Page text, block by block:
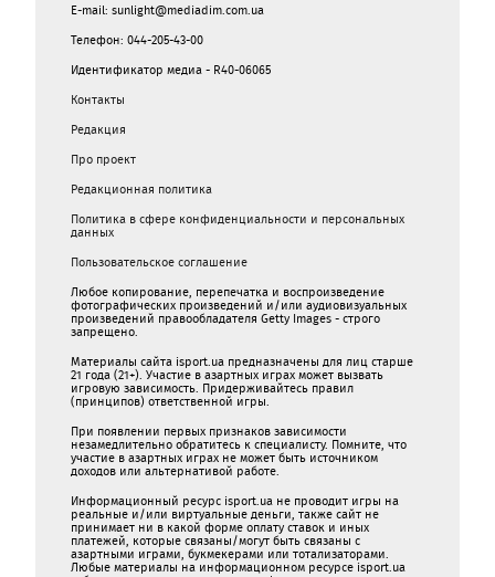
E-mail: sunlight@mediadim.com.ua
Телефон: 044-205-43-00
Идентификатор медиа - R40-06065
Контакты
Редакция
Про проект
Редакционная политика
Политика в сфере конфиденциальности и персональных
данных
Пользовательское соглашение
Любое копирование, перепечатка и воспроизведение
фотографических произведений и/или аудиовизуальных
произведений правообладателя Getty Images - строго
запрещено.
Материалы сайта isport.ua предназначены для лиц старше
21 года (21+). Участие в азартных играх может вызвать
игровую зависимость. Придерживайтесь правил
(принципов) ответственной игры.
При появлении первых признаков зависимости
незамедлительно обратитесь к специалисту. Помните, что
участие в азартных играх не может быть источником
доходов или альтернативой работе.
Информационный ресурс isport.ua не проводит игры на
реальные и/или виртуальные деньги, также сайт не
принимает ни в какой форме oплaту ставок и иных
платежей, которые связаны/могут быть связаны c
азартными игрaми, букмекерами или тотализаторами.
Любые материалы на информационном ресурсе isport.ua